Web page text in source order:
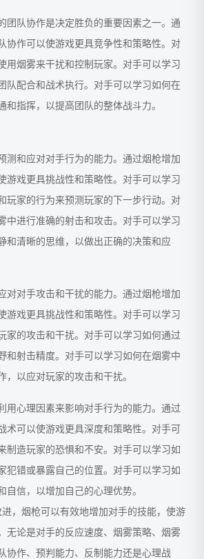
团队协作是决定胜负的重要因素之一。通
协作可以使游戏更具竞争性和策略性。对
用烟雾来干扰和控制玩家。对手可以学习
队配合和战术执行。对手可以学习如何在
和指挥，以提高团队的整体战斗力。
测和应对对手行为的能力。通过烟枪增加
游戏更具挑战性和策略性。对手可以学习
玩家的行为来预测玩家的下一步行动。对
中进行准确的射击和攻击。对手可以学习
和清晰的思维，以做出正确的决策和应
对对手攻击和干扰的能力。通过烟枪增加
游戏更具挑战性和策略性。对手可以学习
家的攻击和干扰。对手可以学习如何通过
和射击精度。对手可以学习如何在烟雾中
，以应对玩家的攻击和干扰。
用心理因素来影响对手行为的能力。通过
术可以使游戏更具深度和策略性。对手可
制造玩家的恐惧和不安。对手可以学习如
犯错或暴露自己的位置。对手可以学习如
自信，以增加自己的心理优势。
，烟枪可以有效地增加对手的技能，使游
无论是对手的反应速度、烟雾策略、烟雾
协作、预判能力、反制能力还是心理战